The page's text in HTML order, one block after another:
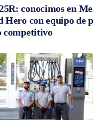
conocimos en
Hero con equipo de
competitivo